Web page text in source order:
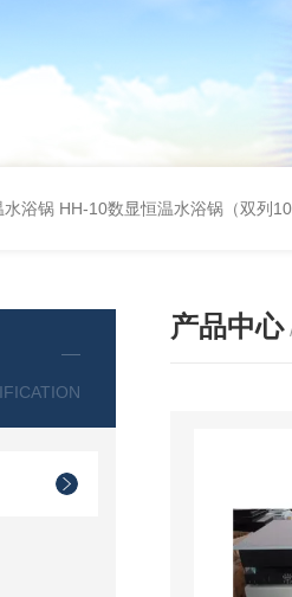
水浴锅 HH-10数显恒温水浴锅（双列
产品中心